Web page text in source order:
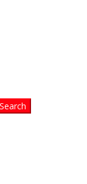
Search